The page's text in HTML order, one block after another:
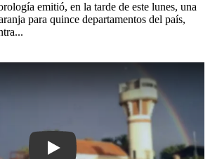
emitió, en la tarde de este lunes, una
para quince departamentos del país,
Play: Continúan los vientos fuertes: